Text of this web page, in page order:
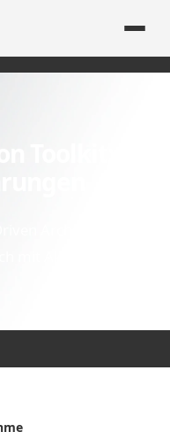
Toolkit:
Architektur,
mit Akka für